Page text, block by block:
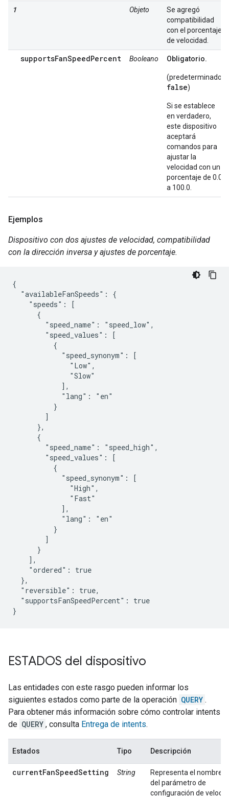
1 Objeto
Se agregó
compatibilidad
con el porcentaje
de velocidad.
supportsFanSpeedPercent Booleano Obligatorio.
(predeterminado:
false)
Si se establece
en verdadero,
este dispositivo
aceptará
comandos para
ajustar la
velocidad con un
porcentaje de 0.0
a 100.0.
Ejemplos
Dispositivo con dos ajustes de velocidad, compatibilidad
con la dirección inversa y ajustes de porcentaje.
{
  "availableFanSpeeds": {
    "speeds": [
      {
        "speed_name": "speed_low",
        "speed_values": [
          {
            "speed_synonym": [
              "Low",
              "Slow"
            ],
            "lang": "en"
          }
        ]
      },
      {
        "speed_name": "speed_high",
        "speed_values": [
          {
            "speed_synonym": [
              "High",
              "Fast"
            ],
            "lang": "en"
          }
        ]
      }
    ],
    "ordered": true
  },
  "reversible": true,
  "supportsFanSpeedPercent": true
}
ESTADOS del dispositivo
Las entidades con este rasgo pueden informar los
siguientes estados como parte de la operación QUERY .
Para obtener más información sobre cómo controlar intents
de QUERY , consulta Entrega de intents.
Estados Tipo Descripción
currentFanSpeedSetting String
Representa el nombre
del parámetro de
configuración de